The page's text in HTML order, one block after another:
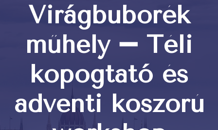
Virágbuborék
műhely ➖ Téli
kopogtató és
adventi koszorú